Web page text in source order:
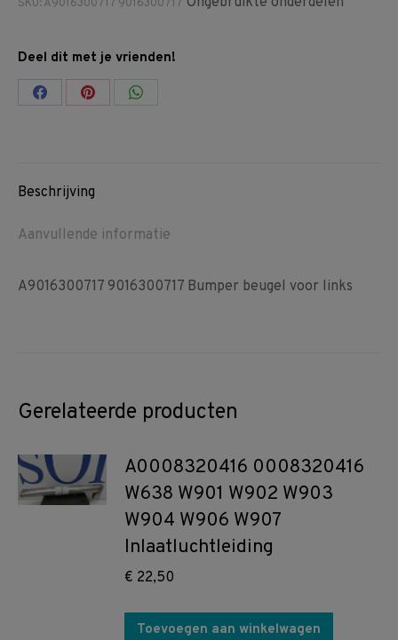
SKU:A9016300717 9016300717
Deel dit met je vrienden!
Share Share Share
Beschrijving
Aanvullende informatie
A9016300717 9016300717 Bumper beugel voor links
Gerelateerde producten
A0008320416 0008320416
W638 W901 W902 W903
W904 W906 W907
Inlaatluchtleiding
€ 22,50
Toevoegen aan winkelwagen